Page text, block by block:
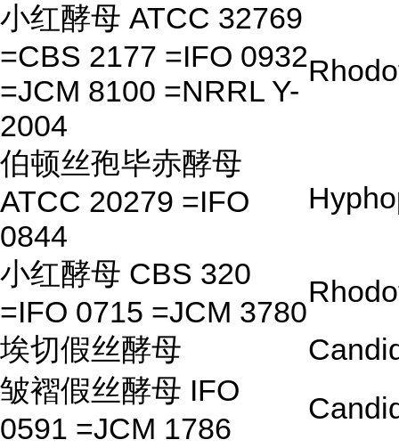
小红酵母 ATCC 32769
=CBS 2177 =IFO 0932
=JCM 8100 =NRRL Y-
2004
伯顿丝孢毕赤酵母
ATCC 20279 =IFO
0844
小红酵母 CBS 320
=IFO 0715 =JCM 3780
埃切假丝酵母
皱褶假丝酵母 IFO
0591 =JCM 1786